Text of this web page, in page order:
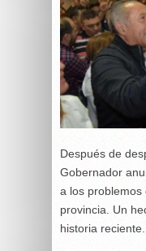
Después de
Gobernador
a los problemos
provincia. Un
historia reciente.